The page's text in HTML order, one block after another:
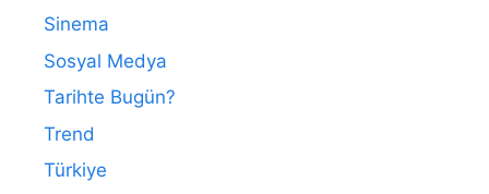
Sinema
Sosyal Medya
Tarihte Bugün?
Trend
Türkiye